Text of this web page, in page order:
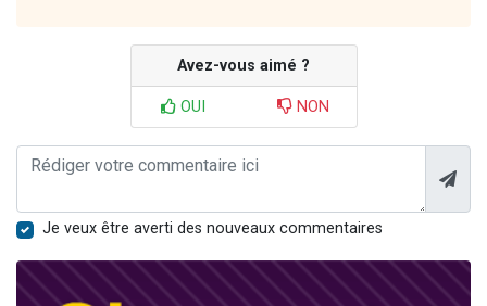
Avez-vous aimé ?
OUI NON
Je veux être averti des nouveaux commentaires